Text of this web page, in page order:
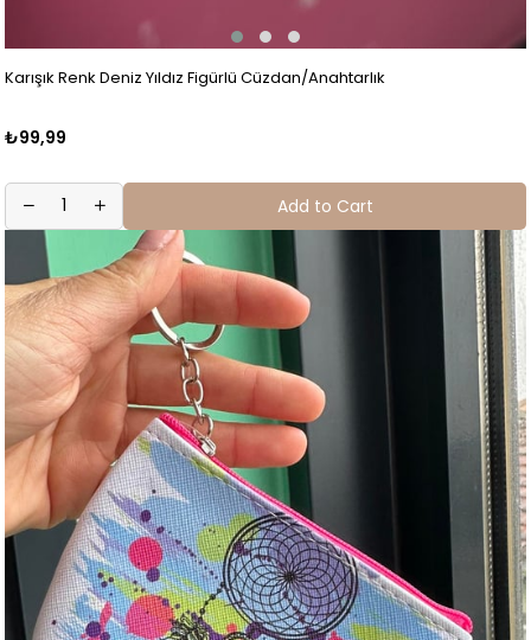
Karışık Renk Deniz Yıldız Figürlü Cüzdan/Anahtarlık
₺99,99
Add to Cart